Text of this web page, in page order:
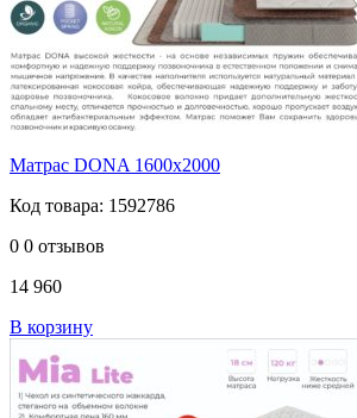
Матрас DONA 1600х2000
Код товара: 1592786
0 0 отзывов
14 960
В корзину